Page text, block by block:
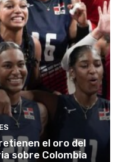
el oro del
sobre Colombia